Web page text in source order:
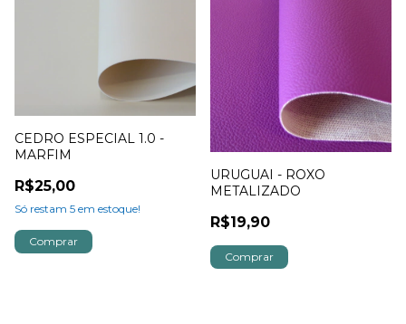
CEDRO ESPECIAL 1.0 -
MARFIM
R$25,00
Só restam 5 em estoque!
URUGUAI - ROXO
METALIZADO
R$19,90